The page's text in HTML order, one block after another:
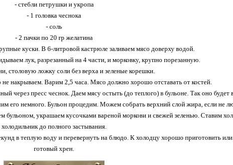
- стебли петрушки и укропа
- 1 головка чеснока
- соль
- 2 пачки по 20 гр желатина
куски. В 6-литровой кастрюле заливаем мясо доверху водой.
лук, разрезанный на 4 части, и морковку, крупно порезанную.
столовую ложку соли без верха и зеленые корешки.
накрываем. Варим 2,5 часа. Мясо должно хорошо отставать от костей.
через пресс чеснок. Даем мясу остыть (до теплого) в бульоне. Так оно будет
его немного. Бульон процедим. Можем собрать верхний слой жира, если не
бульоном, украшаем кусочками вареной моркови и свежей зеленью. Ставим
холодильник до полного застывания.
в теплую воду и перевернуть на блюдо. К холодцу хорошо приготовить
готовый хрен.